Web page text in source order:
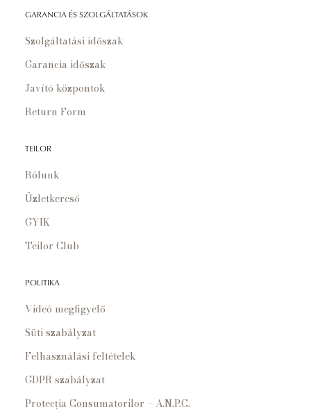
GARANCIA ÉS SZOLGÁLTATÁSOK
Szolgáltatási időszak
Garancia időszak
Javító központok
Return Form
TEILOR
Rólunk
Üzletkereső
GYIK
Teilor Club
POLITIKA
Videó megfigyelő
Süti szabályzat
Felhasználási feltételek
GDPR szabályzat
Protecția Consumatorilor – A.N.P.C.